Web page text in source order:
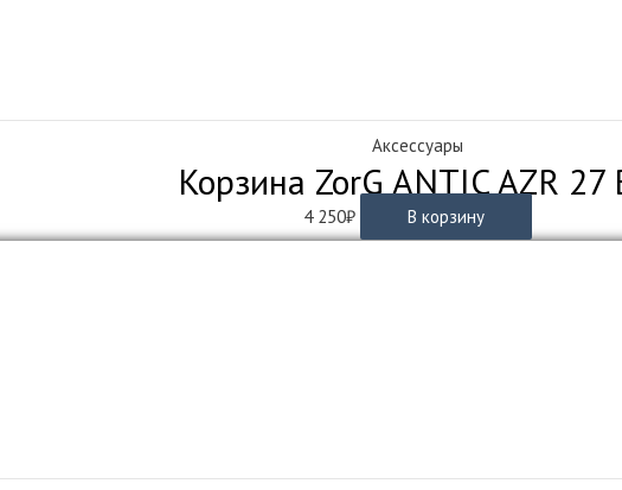
Аксессуары
Корзина ZorG ANTIC AZR 27
4 250₽ В корзину